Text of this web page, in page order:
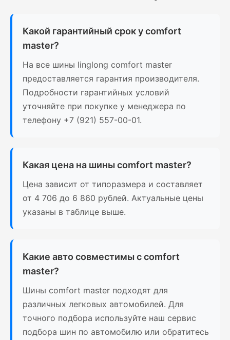
Какой гарантийный срок у comfort
master?
На все шины linglong comfort master
предоставляется гарантия производителя.
Подробности гарантийных условий
уточняйте при покупке у менеджера по
телефону +7 (921) 557-00-01.
Какая цена на шины comfort master?
Цена зависит от типоразмера и составляет
от 4 706 до 6 860 рублей. Актуальные цены
указаны в таблице выше.
Какие авто совместимы с comfort
master?
Шины comfort master подходят для
различных легковых автомобилей. Для
точного подбора используйте наш сервис
подбора шин по автомобилю или обратитесь